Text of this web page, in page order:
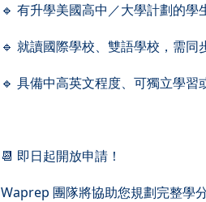
🔹 有升學美國高中／大學計劃的學
🔹 就讀國際學校、雙語學校，需同
🔹 具備中高英文程度、可獨立學習
📆 即日起開放申請！
Waprep 團隊將協助您規劃完整學